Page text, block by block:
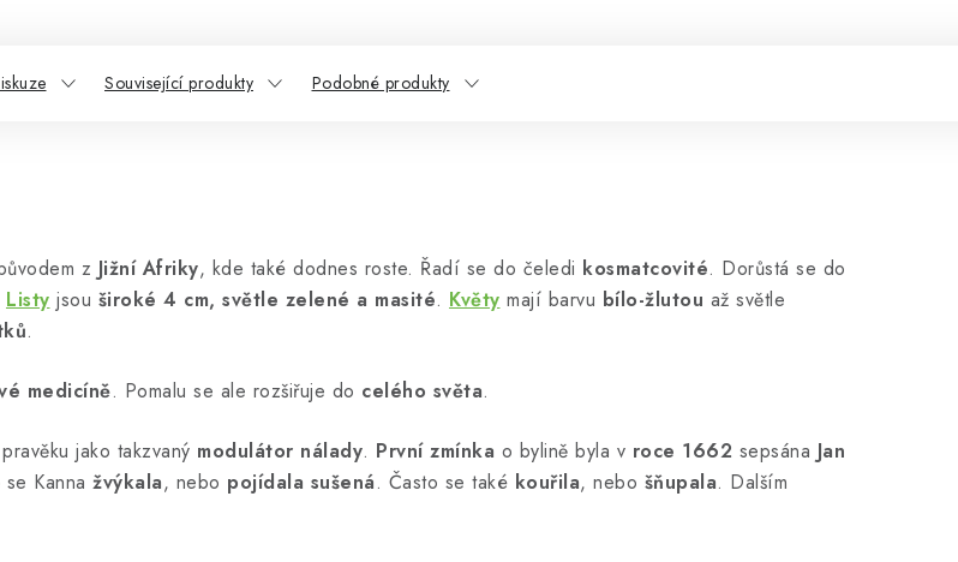
Související produkty Podobné produkty
z Jižní Afriky, kde také dodnes roste. Řadí se do čeledi kosmatcovité. Dorůstá se do
Listy jsou široké 4 cm, světle zelené a masité. Květy mají barvu bílo-žlutou až světle
.
medicíně. Pomalu se ale rozšiřuje do celého světa.
jako takzvaný modulátor nálady. První zmínka o bylině byla v roce 1662 sepsána Jan
se Kanna žvýkala, nebo pojídala sušená. Často se také kouřila, nebo šňupala. Dalším